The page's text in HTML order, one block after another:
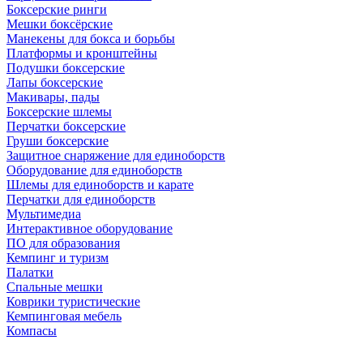
Боксерские ринги
Мешки боксёрские
Манекены для бокса и борьбы
Платформы и кронштейны
Подушки боксерские
Лапы боксерские
Макивары, пады
Боксерские шлемы
Перчатки боксерские
Груши боксерские
Защитное снаряжение для единоборств
Оборудование для единоборств
Шлемы для единоборств и карате
Перчатки для единоборств
Мультимедиа
Интерактивное оборудование
ПО для образования
Кемпинг и туризм
Палатки
Спальные мешки
Коврики туристические
Кемпинговая мебель
Компасы